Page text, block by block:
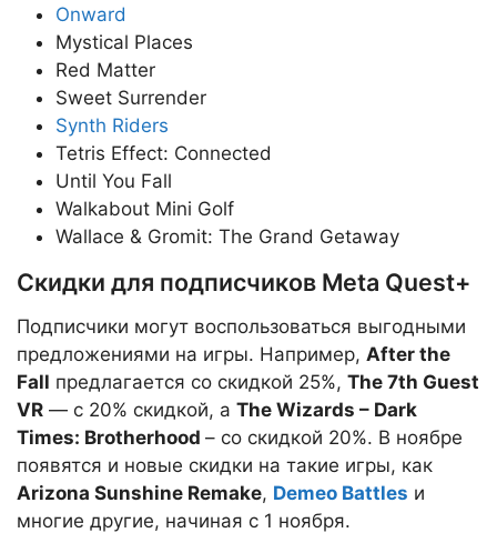
Onward
Mystical Places
Red Matter
Sweet Surrender
Synth Riders
Tetris Effect: Connected
Until You Fall
Walkabout Mini Golf
Wallace & Gromit: The Grand Getaway
Скидки для подписчиков Meta Quest+
Подписчики могут воспользоваться выгодными
предложениями на игры. Например, After the
Fall предлагается со скидкой 25%, The 7th Guest
VR — с 20% скидкой, а The Wizards – Dark
Times: Brotherhood – со скидкой 20%. В ноябре
появятся и новые скидки на такие игры, как
Arizona Sunshine Remake, Demeo Battles и
многие другие, начиная с 1 ноября.